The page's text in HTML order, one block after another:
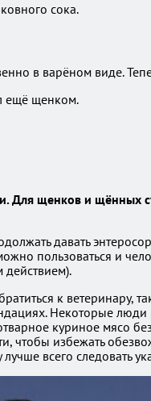
сока.
в варёном виде.
ещё щенком.
Для щенков и
давать
пользоваться и
к ветеринару,
Некоторые
куриное мясо
чтобы избежать
всего следовать